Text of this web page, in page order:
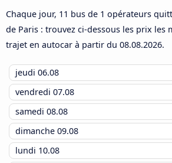
Chaque jour, 11 bus de 1 opérateurs
de Paris : trouvez ci-dessous les prix les
trajet en autocar à partir du 08.08.2026.
jeudi 06.08
vendredi 07.08
samedi 08.08
dimanche 09.08
lundi 10.08